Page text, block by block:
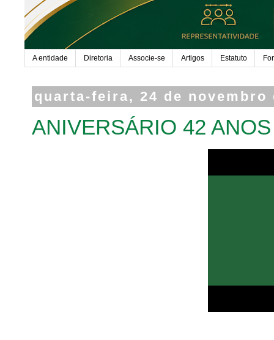
A entidade Diretoria Associe-se Artigos Estatuto
quarta-feira, 24 de novembro
ANIVERSÁRIO 42